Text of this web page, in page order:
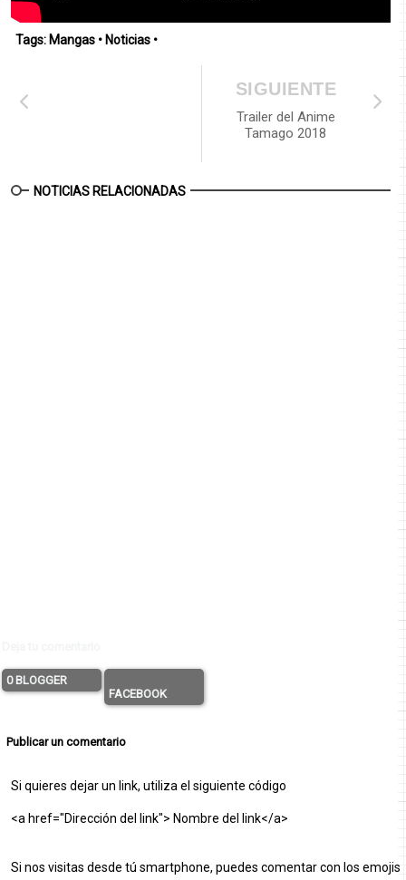
Tags: Mangas • Noticias •
SIGUIENTE
Trailer del Anime
Tamago 2018
NOTICIAS RELACIONADAS
0 BLOGGER
FACEBOOK
Publicar un comentario
Si quieres dejar un link, utiliza el siguiente código
<a href="Dirección del link"> Nombre del link</a>
Si nos visitas desde tú smartphone, puedes comentar con los emojis